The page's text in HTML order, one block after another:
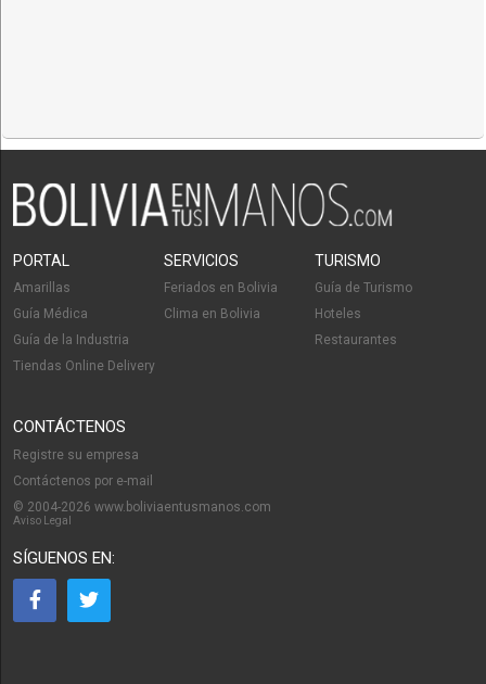
PORTAL
Amarillas
Guía Médica
Guía de la Industria
Tiendas Online Delivery
SERVICIOS
Feriados en Bolivia
Clima en Bolivia
TURISMO
Guía de Turismo
Hoteles
Restaurantes
CONTÁCTENOS
Registre su empresa
Contáctenos por e-mail
© 2004-2026 www.boliviaentusmanos.com
Aviso Legal
SÍGUENOS EN: